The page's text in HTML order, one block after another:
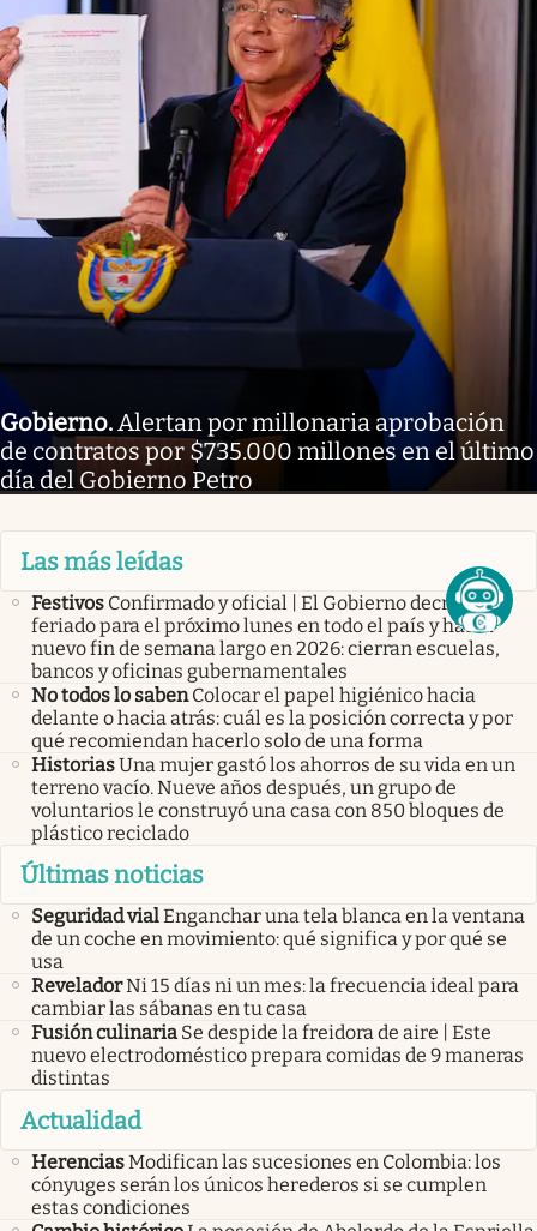
Gobierno.Alertan por millonaria aprobación
de contratos por $735.000 millones en el último
día del Gobierno Petro
Las más leídas
Festivos Confirmado y oficial | El Gobierno decretó
feriado para el próximo lunes en todo el país y habrá
nuevo fin de semana largo en 2026: cierran escuelas,
bancos y oficinas gubernamentales
No todos lo saben Colocar el papel higiénico hacia
delante o hacia atrás: cuál es la posición correcta y por
qué recomiendan hacerlo solo de una forma
HistoriasUna mujer gastó los ahorros de su vida en un
terreno vacío. Nueve años después, un grupo de
voluntarios le construyó una casa con 850 bloques de
plástico reciclado
Últimas noticias
Seguridad vialEnganchar una tela blanca en la ventana
de un coche en movimiento: qué significa y por qué se
usa
ReveladorNi 15 días ni un mes: la frecuencia ideal para
cambiar las sábanas en tu casa
Fusión culinaria Se despide la freidora de aire | Este
nuevo electrodoméstico prepara comidas de 9 maneras
distintas
Actualidad
HerenciasModifican las sucesiones en Colombia: los
cónyuges serán los únicos herederos si se cumplen
estas condiciones